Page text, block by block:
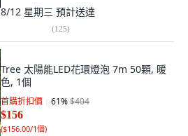
8/12 星期三 預計送達
(125)
Tree 太陽能LED花環燈泡 7m 50顆, 暖
色, 1個
首購折扣價 61%$404
$156
($156.00/1個)